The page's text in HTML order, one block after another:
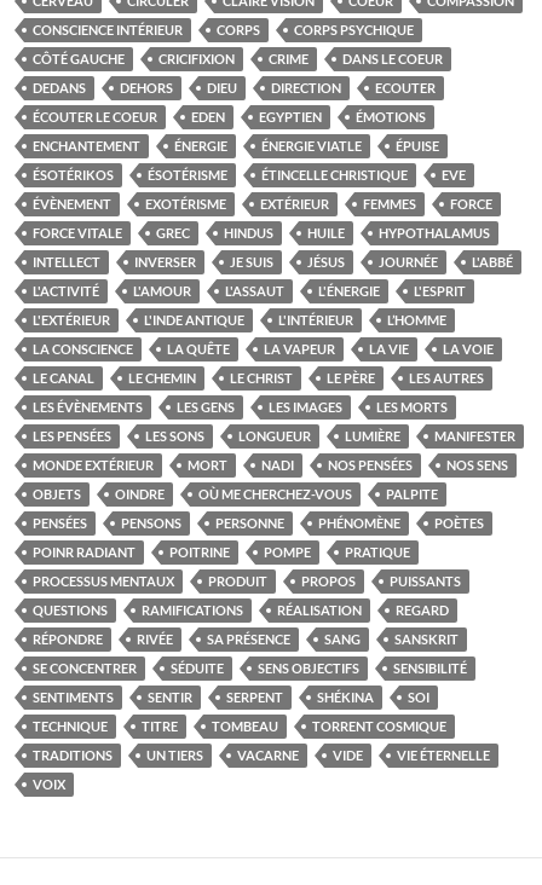
CONSCIENCE INTÉRIEUR
CORPS
CORPS PSYCHIQUE
CÔTÉ GAUCHE
CRICIFIXION CRIME
DANS LE COEUR
DEDANS
DEHORS DIEU DIRECTION
ECOUTER
ÉCOUTER LE COEUR
EDEN EGYPTIEN
ÉMOTIONS
ENCHANTEMENT
ÉNERGIE ÉNERGIE VIATLE
ÉPUISE
ÉSOTÉRIKOS
ÉSOTÉRISME ÉTINCELLE CHRISTIQUE
EVE
ÉVÈNEMENT
EXOTÉRISME EXTÉRIEUR FEMMES
FORCE
FORCE VITALE
GREC HINDUS HUILE
HYPOTHALAMUS
INTELLECT
INVERSER JE SUIS JÉSUS JOURNÉE
L'ABBÉ
L'ACTIVITÉ
L'AMOUR L'ASSAUT L'ÉNERGIE
L'ESPRIT
L'EXTÉRIEUR
L'INDE ANTIQUE L'INTÉRIEUR
L’HOMME
LA CONSCIENCE
LA QUÊTE LA VAPEUR LA VIE
LA VOIE
LE CANAL
LE CHEMIN LE CHRIST LE PÈRE
LES AUTRES
LES ÉVÈNEMENTS
LES GENS LES IMAGES
LES MORTS
LES PENSÉES
LES SONS LONGUEUR LUMIÈRE
MANIFESTER
MONDE EXTÉRIEUR
MORT NADI NOS PENSÉES
NOS SENS
OBJETS
OINDRE OÙ ME CHERCHEZ-VOUS
PALPITE
PENSÉES
PENSONS PERSONNE PHÉNOMÈNE
POÈTES
POINR RADIANT
POITRINE POMPE
PRATIQUE
PROCESSUS MENTAUX
PRODUIT PROPOS
PUISSANTS
QUESTIONS
RAMIFICATIONS RÉALISATION
REGARD
RÉPONDRE
RIVÉE SA PRÉSENCE SANG
SANSKRIT
SE CONCENTRER
SÉDUITE SENS OBJECTIFS
SENSIBILITÉ
SENTIMENTS
SENTIR SERPENT SHÉKINA
SOI
TECHNIQUE
TITRE TOMBEAU
TORRENT COSMIQUE
TRADITIONS
UN TIERS VACARNE VIDE
VIE ÉTERNELLE
VOIX